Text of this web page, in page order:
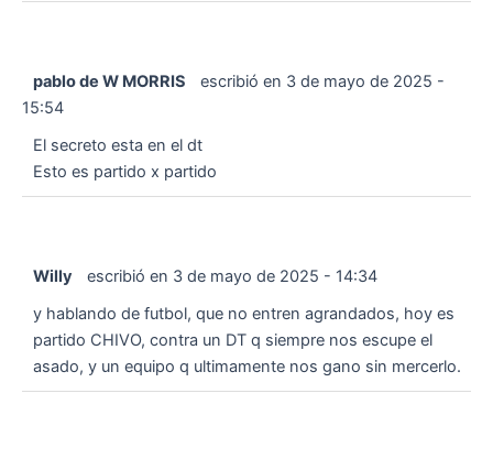
pablo de W MORRIS escribió en 3 de mayo de 2025 -
15:54
El secreto esta en el dt
Esto es partido x partido
Willy escribió en 3 de mayo de 2025 - 14:34
y hablando de futbol, que no entren agrandados, hoy es
partido CHIVO, contra un DT q siempre nos escupe el
asado, y un equipo q ultimamente nos gano sin mercerlo.